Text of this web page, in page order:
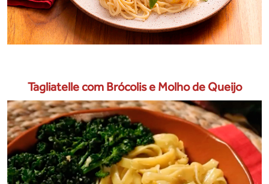
Tagliatelle com Brócolis e Molho de Queijo